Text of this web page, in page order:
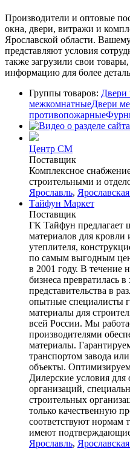
Производители и оптовые
окна, двери, витражи и
Ярославской области.
представляют условия
также загрузили свои
информацию для более
Группы товаров: Двери
межкомнатныеДвери
противопожарные
Центр СМ
Поставщик
Комплексное
строительными и
Ярославль,
Тайфун Маркет
Поставщик
ГК Тайфун предлагает
материалов для
утеплителя,
по самым выгодным
в 2001 году. В течение
бизнеса превратилась
представительства в
опытные специалисты
материалы для
всей России. Мы
производителями
материалы.
транспортом завода
объекты.
Дилерские условия
организаций,
строительных
только качественную
соответствуют нормам
имеют
Ярославль,